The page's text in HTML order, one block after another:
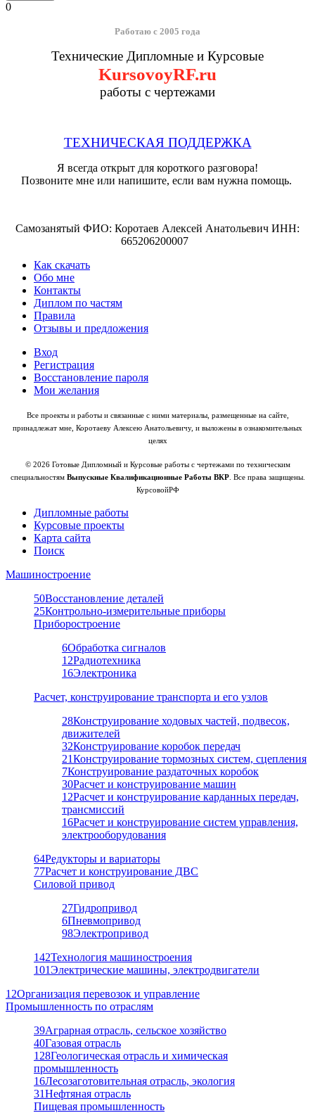
0
Работаю с 2005 года
Технические Дипломные и Курсовые
KursovoyRF.ru
работы с чертежами
ТЕХНИЧЕСКАЯ ПОДДЕРЖКА
Я всегда открыт для короткого разговора!
Позвоните мне или напишите, если вам нужна помощь.
Самозанятый ФИО: Коротаев Алексей Анатольевич ИНН:
665206200007
Как скачать
Обо мне
Контакты
Диплом по частям
Правила
Отзывы и предложения
Вход
Регистрация
Восстановление пароля
Мои желания
Все проекты и работы и связанные с ними материалы, размещенные на сайте,
принадлежат мне, Коротаеву Алексею Анатольевичу, и выложены в ознакомительных
целях
© 2026 Готовые Дипломный и Курсовые работы с чертежами по техническим
специальностям Выпускные Квалификационные Работы ВКР. Все права защищены.
КурсовойРФ
Дипломные работы
Курсовые проекты
Карта сайта
Поиск
Машиностроение
50Восстановление деталей
25Контрольно-измерительные приборы
Приборостроение
6Обработка сигналов
12Радиотехника
16Электроника
Расчет, конструирование транспорта и его узлов
28Конструирование ходовых частей, подвесок,
движителей
32Конструирование коробок передач
21Конструирование тормозных систем, сцепления
7Конструирование раздаточных коробок
30Расчет и конструирование машин
12Расчет и конструирование карданных передач,
трансмиссий
16Расчет и конструирование систем управления,
электрооборудования
64Редукторы и вариаторы
77Расчет и конструирование ДВС
Силовой привод
27Гидропривод
6Пневмопривод
98Электропривод
142Технология машиностроения
101Электрические машины, электродвигатели
12Организация перевозок и управление
Промышленность по отраслям
39Аграрная отрасль, сельское хозяйство
40Газовая отрасль
128Геологическая отрасль и химическая
промышленность
16Лесозаготовительная отрасль, экология
31Нефтяная отрасль
Пищевая промышленность